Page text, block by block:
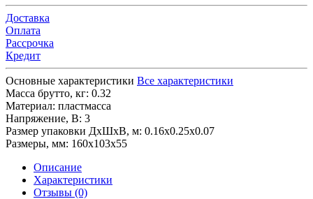
Доставка
Оплата
Рассрочка
Кредит
Основные характеристики Все характеристики
Масса брутто, кг: 0.32
Материал: пластмасса
Напряжение, В: 3
Размер упаковки ДхШхВ, м: 0.16x0.25x0.07
Размеры, мм: 160х103х55
Описание
Характеристики
Отзывы (0)